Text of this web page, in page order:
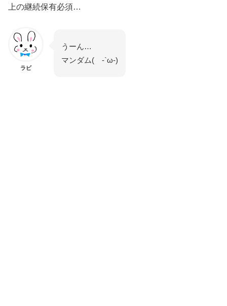
上の継続保有必須…
ラビ
うーん…
マンダム( -`ω-)